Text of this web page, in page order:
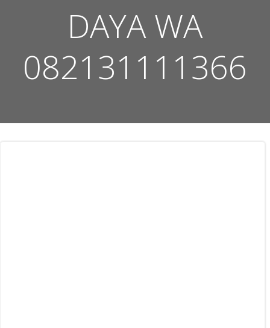
DAYA WA
082131111366